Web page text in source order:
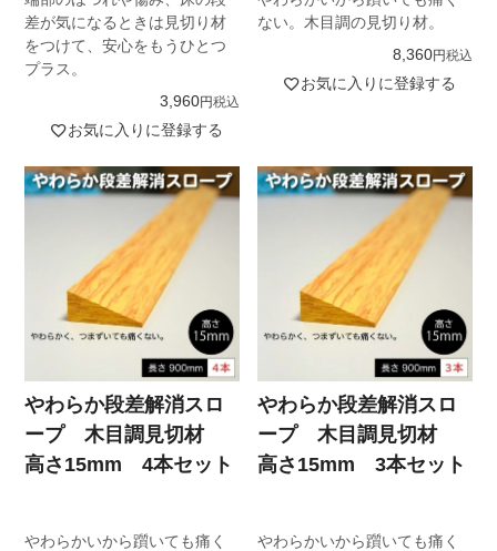
差が気になるときは見切り材
をつけて、安心をもうひとつ
プラス。
3,960 税込
お気に入りに登録する
ない。木目調の見切り材。
8,360 税込
お気に入りに登録する
やわらかいから躓いても痛く
やわらか段差解消スロ
ープ 木目調見切材
高さ15mm 4本セット
やわらかいから躓いても痛く
やわらか段差解消スロ
ープ 木目調見切材
高さ15mm 3本セット